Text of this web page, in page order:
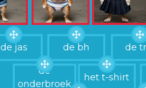
de jas de bh de
de
onderbroek
het t-shirt